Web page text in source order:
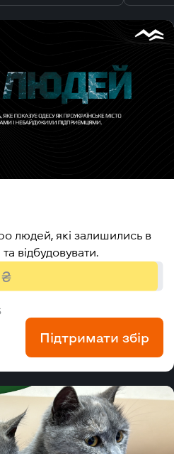
відбудовувати.
Підтримати збір